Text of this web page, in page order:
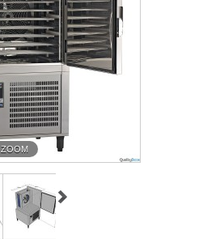
ZOOM